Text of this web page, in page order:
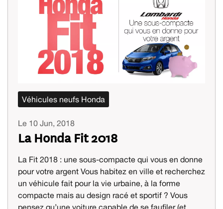
Véhicules neufs Honda
Le 10 Jun, 2018
La Honda Fit 2018
La Fit 2018 : une sous-compacte qui vous en donne
pour votre argent Vous habitez en ville et recherchez
un véhicule fait pour la vie urbaine, à la forme
compacte mais au design racé et sportif ? Vous
pensez qu’une voiture capable de se faufiler (et